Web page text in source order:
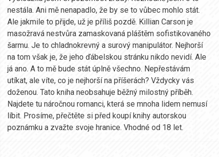
nestála. Ani mě nenapadlo, že by se to vůbec mohlo stát.
Ale jakmile to přijde, už je příliš pozdě. Killian Carson je
masožravá nestvůra zamaskovaná pláštěm sofistikovaného
šarmu. Je to chladnokrevný a surový manipulátor. Nejhorší
na tom však je, že jeho ďábelskou stránku nikdo nevidí. Ale
já ano. A to mě bude stát úplně všechno. Nepřestávám
utíkat, ale víte, co je nejhorší na příšerách? Vždycky vás
doženou. Tato kniha neobsahuje běžný milostný příběh.
Najdete tu náročnou romanci, která se mnoha lidem nemusí
líbit. Prosíme, přečtěte si před koupí knihy autorskou
poznámku a zvažte svoje hranice. Vhodné od 18 let.